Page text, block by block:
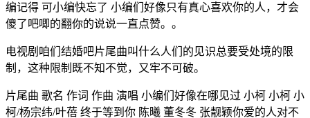
编记得 可小编快忘了 小编们好像只有真心喜欢你的人，才会
傻了吧唧的翻你的说说一直点赞。。
电视剧咱们结婚吧片尾曲叫什么人们的见识总要受处境的限
制，这种限制既不知不觉，又牢不可破。
片尾曲 歌名 作词 作曲 演唱 小编们好像在哪见过 小柯 小柯 小
柯/杨宗纬/叶蓓 终于等到你 陈曦 董冬冬 张靓颖你爱的人对不